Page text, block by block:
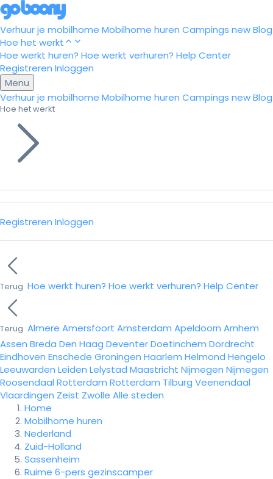
Verhuur je mobilhome Mobilhome huren Campings newBlog
Hoe het werkt
Hoe werkt huren? Hoe werkt verhuren? Help Center
Registreren Inloggen
Menu
Verhuur je mobilhome Mobilhome huren Campings newBlog
Hoe het werkt
Registreren Inloggen
Terug Hoe werkt huren? Hoe werkt verhuren? Help Center
Terug Almere Amersfoort Amsterdam Apeldoorn Arnhem
Assen Breda Den Haag DeventerDoetinchem Dordrecht
Eindhoven Enschede Groningen Haarlem Helmond Hengelo
Leeuwarden Leiden Lelystad Maastricht Nijmegen Nijmegen
Roosendaal Rotterdam Rotterdam Tilburg Veenendaal
Vlaardingen Zeist Zwolle Alle steden
Home
Mobilhome huren
Nederland
Zuid-Holland
Sassenheim
Ruime 6-pers gezinscamper